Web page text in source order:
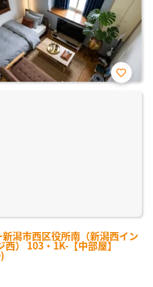
潟市西区役所南（新潟西イン
西） 103・1K-【中部屋】
お気